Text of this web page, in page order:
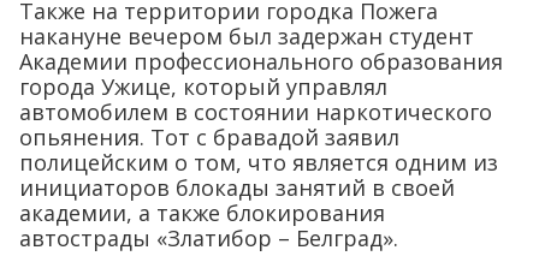
Также на территории городка Пожега
накануне вечером был задержан студент
Академии профессионального образования
города Ужице, который управлял
автомобилем в состоянии наркотического
опьянения. Тот с бравадой заявил
полицейским о том, что является одним из
инициаторов блокады занятий в своей
академии, а также блокирования
автострады «Златибор – Белград».